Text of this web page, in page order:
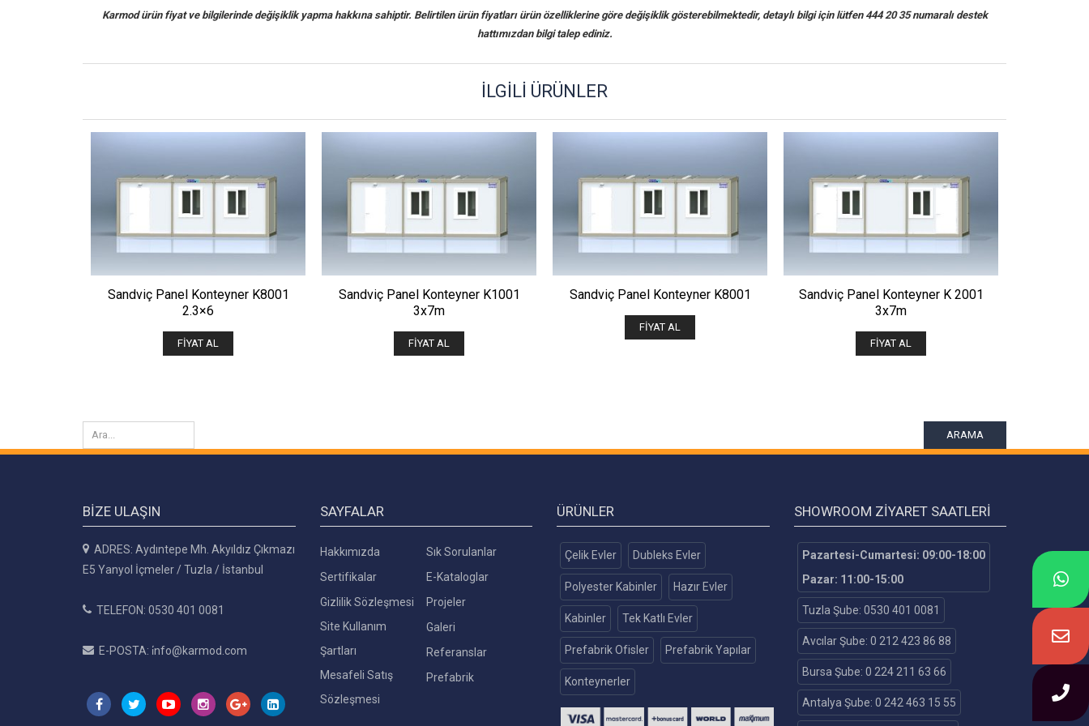
Karmod ürün fiyat ve bilgilerinde değişiklik yapma hakkına sahiptir. Belirtilen ürün fiyatları ürün özelliklerine göre değişiklik gösterebilmektedir, detaylı bilgi için lütfen 444 20 35 numaralı destek
hattımızdan bilgi talep ediniz.
İLGILI ÜRÜNLER
ÖNIZLE
Sandviç Panel Konteyner K8001
2.3×6
FIYAT AL
ÖNIZLE
Sandviç Panel Konteyner K1001
3x7m
FIYAT AL
ÖNIZLE
Sandviç Panel Konteyner K8001
FIYAT AL
ÖNIZLE
Sandviç Panel Konteyner K 2001
3x7m
FIYAT AL
ARAMA
BIZE ULAŞIN
ADRES: Aydıntepe Mh. Akyıldız Çıkmazı
E5 Yanyol İçmeler / Tuzla / İstanbul
TELEFON: 0530 401 0081
E-POSTA: i̇nfo@karmod.com
SAYFALAR
Hakkımızda
Sertifikalar
Gizlilik Sözleşmesi
Site Kullanım
Şartları
Mesafeli Satış
Sözleşmesi
Sık Sorulanlar
E-Kataloglar
Projeler
Galeri
Referanslar
Prefabrik
ÜRÜNLER
Çelik Evler Dubleks Evler
Polyester Kabinler Hazır Evler
Kabinler Tek Katlı Evler
Prefabrik Ofisler Prefabrik Yapılar
Konteynerler
SHOWROOM ZIYARET SAATLERI
Pazartesi-Cumartesi: 09:00-18:00
Pazar: 11:00-15:00
Tuzla Şube: 0530 401 0081
Avcılar Şube: 0 212 423 86 88
Bursa Şube: 0 224 211 63 66
Antalya Şube: 0 242 463 15 55